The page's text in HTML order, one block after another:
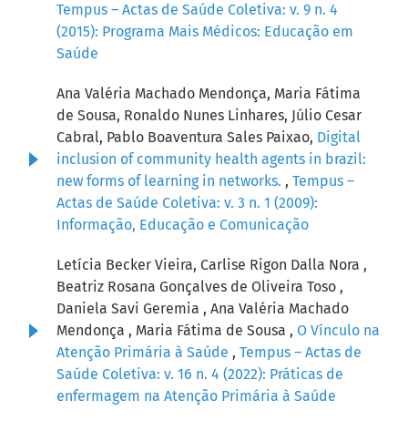
Tempus – Actas de Saúde Coletiva: v. 9 n. 4
(2015): Programa Mais Médicos: Educação em
Saúde
Ana Valéria Machado Mendonça, Maria Fátima
de Sousa, Ronaldo Nunes Linhares, Júlio Cesar
Cabral, Pablo Boaventura Sales Paixao, Digital
inclusion of community health agents in brazil:
new forms of learning in networks. , Tempus –
Actas de Saúde Coletiva: v. 3 n. 1 (2009):
Informação, Educação e Comunicação
Letícia Becker Vieira, Carlise Rigon Dalla Nora ,
Beatriz Rosana Gonçalves de Oliveira Toso ,
Daniela Savi Geremia , Ana Valéria Machado
Mendonça , Maria Fátima de Sousa , O Vínculo na
Atenção Primária à Saúde , Tempus – Actas de
Saúde Coletiva: v. 16 n. 4 (2022): Práticas de
enfermagem na Atenção Primária à Saúde